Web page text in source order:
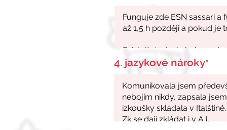
4. jazykové nároky*